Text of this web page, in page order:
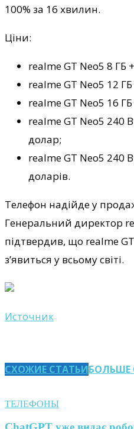
100% за 16 хвилин.
Ціни:
realme GT Neo5 8 ГБ
realme GT Neo5 12
realme GT Neo5 16
realme GT Neo5 240
долар;
realme GT Neo5 240
доларів.
Телефон надійде у
Генеральний директор
підтвердив, що realme
з’явиться у всьому світі.
Источник
СХОЖИЕ СТАТЬИБОЛЬШЕ
ТЕЛЕФОНЫ